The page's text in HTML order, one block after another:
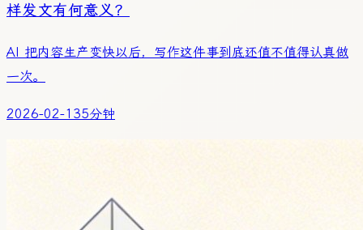
样发文有何意义？
AI 把内容生产变快以后，写作这件事到底还值不值得认真做
一次。
2026-02-135分钟